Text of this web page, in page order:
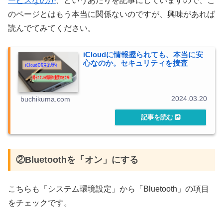
のページとはもう本当に関係ないのですが、興味があれば
読んでてみてください。
iCloudに情報握られても、本当に安
心なのか。セキュリティを捜査
buchikuma.com 2024.03.20
②Bluetoothを「オン」にする
こちらも「システム環境設定」から「Bluetooth」の項目
をチェックです。